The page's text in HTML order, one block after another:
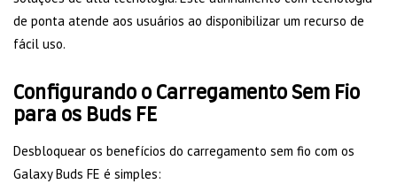
de ponta atende aos usuários ao disponibilizar um recurso de
fácil uso.
Configurando o Carregamento Sem Fio
para os Buds FE
Desbloquear os benefícios do carregamento sem fio com os
Galaxy Buds FE é simples: